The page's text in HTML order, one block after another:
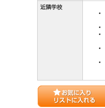
近隣学校